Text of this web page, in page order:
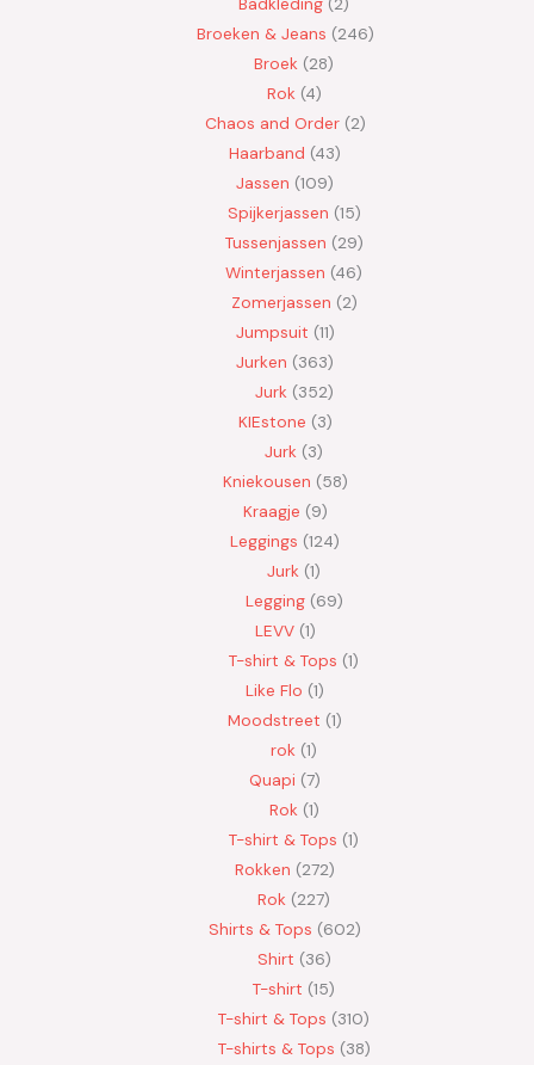
Broeken & Jeans 246
Broek 28
Rok 4
Chaos and Order 2
Haarband 43
Jassen 109
Spijkerjassen 15
Tussenjassen 29
Winterjassen 46
Zomerjassen 2
Jumpsuit 11
Jurken 363
Jurk 352
KIEstone 3
Jurk 3
Kniekousen 58
Kraagje 9
Leggings 124
Jurk 1
Legging 69
LEVV 1
T-shirt & Tops 1
Like Flo 1
Moodstreet 1
rok 1
Quapi 7
Rok 1
T-shirt & Tops 1
Rokken 272
Rok 227
Shirts & Tops 602
Shirt 36
T-shirt 15
T-shirt & Tops 310
T-shirts & Tops 38